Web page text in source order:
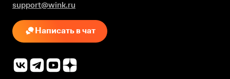
support@wink.ru
Написать в чат